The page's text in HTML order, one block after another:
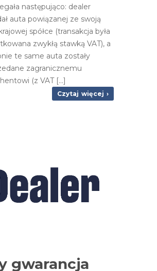
następująco: dealer
auta powiązanej ze swoją
spółce (transakcja była
zwykłą stawką VAT), a
te same auta zostały
zagranicznemu
(z VAT […]
Czytaj więcej ›
gwarancja